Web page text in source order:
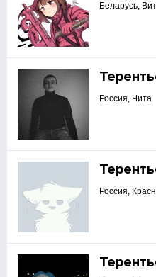
Беларусь,
Россия, Чита
Россия,